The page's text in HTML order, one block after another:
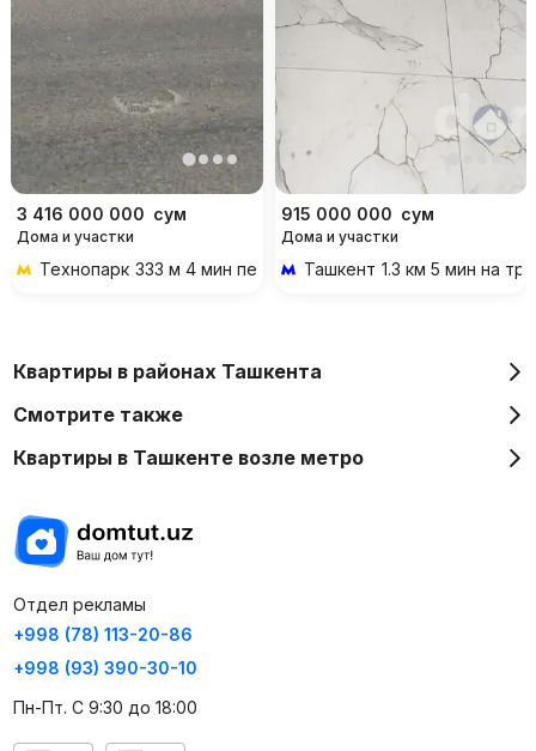
3 416 000 000 сум
Дома и участки
Технопарк 333 м 4 мин пешком
915 000 000 сум
Дома и участки
Ташкент 1.3 км 5 мин на
Квартиры в районах Ташкента
Смотрите также
Квартиры в Ташкенте возле метро
Отдел рекламы
+998 (78) 113-20-86
+998 (93) 390-30-10
Пн-Пт. С 9:30 до 18:00